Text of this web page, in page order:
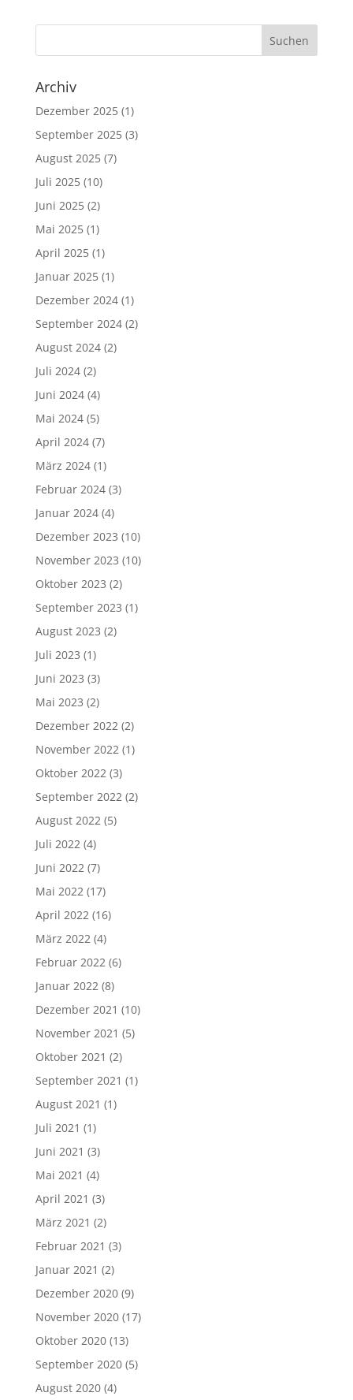
Archiv
Dezember 2025(1)
September 2025(3)
August 2025(7)
Juli 2025(10)
Juni 2025(2)
Mai 2025(1)
April 2025(1)
Januar 2025(1)
Dezember 2024(1)
September 2024(2)
August 2024(2)
Juli 2024(2)
Juni 2024(4)
Mai 2024(5)
April 2024(7)
März 2024(1)
Februar 2024(3)
Januar 2024(4)
Dezember 2023 (10)
November 2023 (10)
Oktober 2023 (2)
September 2023 (1)
August 2023 (2)
Juli 2023 (1)
Juni 2023 (3)
Mai 2023 (2)
Dezember 2022(2)
November 2022(1)
Oktober 2022(3)
September 2022(2)
August 2022(5)
Juli 2022(4)
Juni 2022(7)
Mai 2022(17)
April 2022(16)
März 2022(4)
Februar 2022(6)
Januar 2022(8)
Dezember 2021 (10)
November 2021 (5)
Oktober 2021 (2)
September 2021 (1)
August 2021 (1)
Juli 2021 (1)
Juni 2021 (3)
Mai 2021 (4)
April 2021 (3)
März 2021 (2)
Februar 2021 (3)
Januar 2021 (2)
Dezember 2020(9)
November 2020(17)
Oktober 2020(13)
September 2020(5)
August 2020(4)